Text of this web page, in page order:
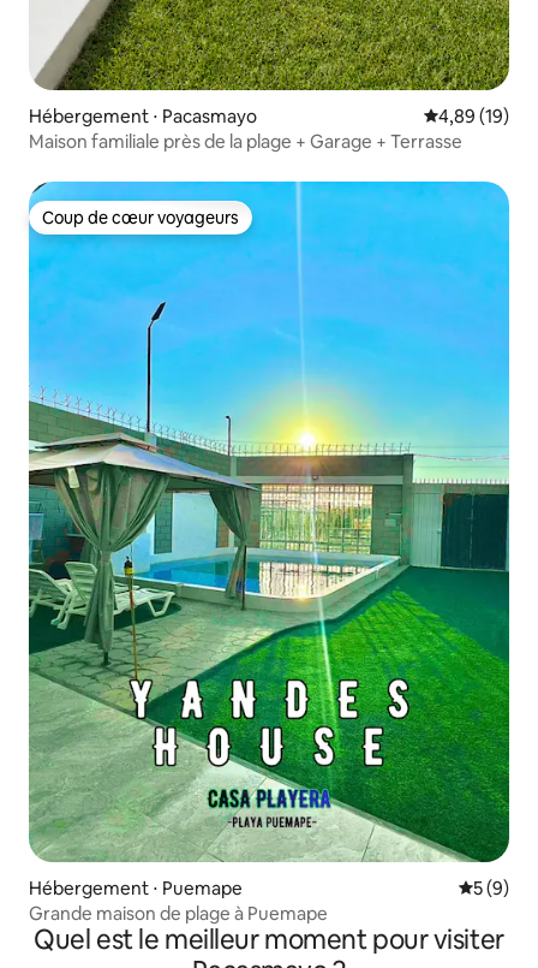
Hébergement ⋅ Pacasmayo Évaluation
4,89 (19)
Maison familiale près de la plage + Garage + Terrasse
Coup de cœur voyageurs
Coup de cœur voyageurs
Hébergement ⋅ Puemape
5 (9)
Grande maison de plage à Puemape
Quel est le meilleur moment pour visiter